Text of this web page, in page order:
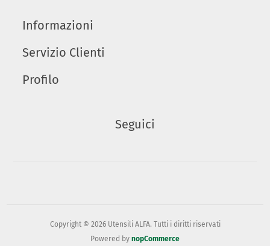
Informazioni
Servizio Clienti
Profilo
Seguici
Copyright © 2026 Utensili ALFA. Tutti i diritti riservati
Powered by nopCommerce